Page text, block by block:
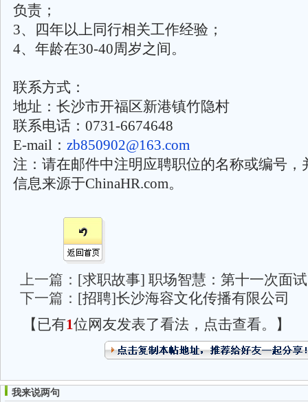
负责；
3、四年以上同行相关工作经验；
4、年龄在30-40周岁之间。
联系方式：
地址：长沙市开福区新港镇竹隐村
联系电话：0731-6674648
E-mail： zb850902@163.com
注：请在邮件中注明应聘职位的名称或编号，
信息来源于ChinaHR.com。
上一篇： [求职故事] 职场智慧：第十一次面试
下一篇： [招聘]长沙海容文化传播有限公司
【已有1位网友发表了看法，点击查看。】
我来说两句